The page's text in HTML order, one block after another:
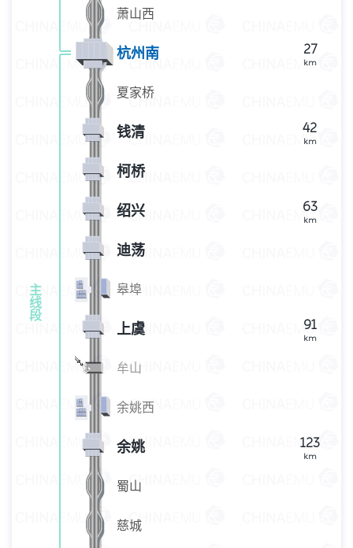
萧山西
主
线
段
27
km
杭州南
夏家桥
42
km
钱清
柯桥
63
km
绍兴
迪荡
皋埠
91
km
上虞
牟山
余姚西
123
km
余姚
蜀山
慈城